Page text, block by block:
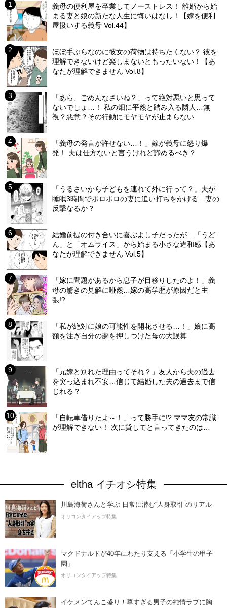
義母の便利屋を卒業してノーストレス！ 離婚から始
まる妻と娘の新たな人生に悔いはなし！【嫁を便利
屋扱いする義母 Vol.44】
ほぼ手ぶらなのに彼女の荷物は持ちたくない？ 彼を
理解できないけど楽しまないともったいない！【あ
なたが理解できません Vol.8】
「あら、ごめんなさいね？」って絶対悪いと思って
ないでしょ…！ 私の畑に平然と踏み入る隣人…無
視？悪意？その行動にモヤモヤが止まらない
「義母の発言が許せない…！」嫁が義母に怒り爆
発！ 夫は仕方ないと言うけれど諦めるべき？
「うるさいから子どもを連れて外に行って？」夫が
睡眠3時間でボロボロの妻に追い打ちをかける…妻の
反撃なるか？
結婚前提の付き合いに喜ぶよし子だったが…「うど
ん」と「オムライス」から始まる小さな違和感【あ
なたが理解できません Vol.5】
「嫁に問題があるから息子が目移りしたのよ！」義
母の驚きの見解に唖然…嫁の高学歴が原因だと主
張!?
「私が絶対に娘の可能性を開花させる…！」娘に高
額を注ぎ自分の夢を押しつけた母の大誤算
「元嫁と別れた理由ってそれ？」友人から夫の過去
を突っ込まれ不安…信じて結婚した夫の過去まで信
じれる？
「自転車借りたよ～！」って勝手に!? ママ友の常識
が理解できない！ 次に貸してと言ってきたのは…
eltha イチオシ特集
川島海荷さんと学ぶ 日常に潜む“人身取引”のリアル
オリコンタイアップ特集
マクドナルドが40年にわたり支える「小学生の甲子
園」
オリコンタイアップ特集
イケメンてんこ盛り！尊すぎる男子の純情ラブに胸